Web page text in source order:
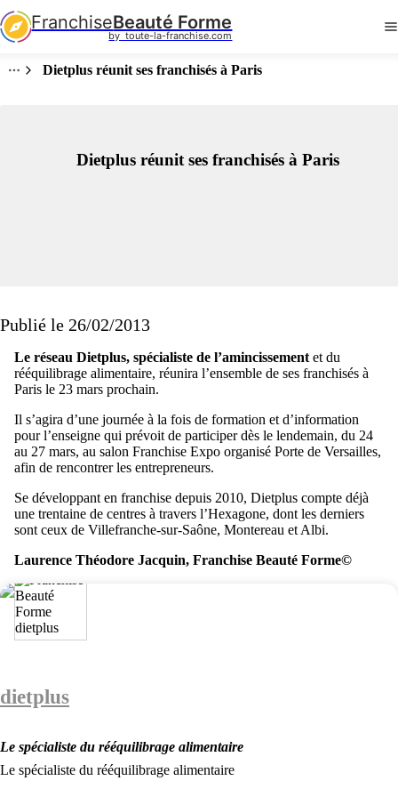
FranchiseBeauté Forme
by  toute-la-franchise.com
Dietplus réunit ses franchisés à Paris
Dietplus réunit ses franchisés à Paris
Publié le 26/02/2013
Le réseau Dietplus, spécialiste de l’amincissement et du
rééquilibrage alimentaire, réunira l’ensemble de ses franchisés à
Paris le 23 mars prochain.
Il s’agira d’une journée à la fois de formation et d’information
pour l’enseigne qui prévoit de participer dès le lendemain, du 24
au 27 mars, au salon Franchise Expo organisé Porte de Versailles,
afin de rencontrer les entrepreneurs.
Se développant en franchise depuis 2010, Dietplus compte déjà
une trentaine de centres à travers l’Hexagone, dont les derniers
sont ceux de Villefranche-sur-Saône, Montereau et Albi.
Laurence Théodore Jacquin, Franchise Beauté Forme©
dietplus
Le spécialiste du rééquilibrage alimentaire
Le spécialiste du rééquilibrage alimentaire